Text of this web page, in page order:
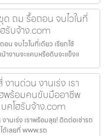
ถม รื้อถอน จบไวในที่
รับจ้าง.com
น จบไวในที่เดียว เรียกใช้
างานจะแคบหรือดินจะแข็งแ
านด่วน งานเร่ง เรา
พร้อมคนขับมืออาชีพ
คโฮรับจ้าง.com
นเร่ง เราพร้อมลุย! ติดต่อเช่ารถ
เลยที่ www.รถ